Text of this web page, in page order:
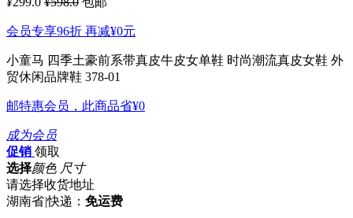
会员专享96折 再减¥0元
小童马 四季土豪前系带真皮牛皮女单鞋 时尚潮流真皮女鞋 外
贸休闲品牌鞋 378-01
邮特惠会员，此商品省¥0
成为会员
促销 领取
选择颜色 尺寸
请选择收货地址
湖南省|快递： 免运费